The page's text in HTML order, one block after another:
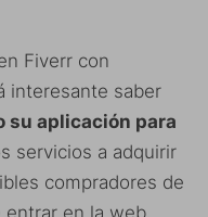
Fiverr con
interesante saber
su aplicación para
servicios a adquirir
compradores de